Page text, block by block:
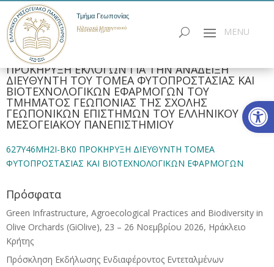
Τμήμα Γεωπονίας
Ελληνικό Μεσογειακό
Πανεπιστήμιο
ΠΡΟΚΗΡΥΞΗ ΕΚΛΟΓΩΝ ΓΙΑ ΤΗΝ ΑΝΑΔΕΙΞΗ
ΔΙΕΥΘΥΝΤΗ ΤΟΥ ΤΟΜΕΑ ΦΥΤΟΠΡΟΣΤΑΣΙΑΣ ΚΑΙ
ΒΙΟΤΕΧΝΟΛΟΓΙΚΩΝ ΕΦΑΡΜΟΓΩΝ ΤΟΥ
ΤΜΗΜΑΤΟΣ ΓΕΩΠΟΝΙΑΣ ΤΗΣ ΣΧΟΛΗΣ
ΓΕΩΠΟΝΙΚΩΝ ΕΠΙΣΤΗΜΩΝ ΤΟΥ ΕΛΛΗΝΙΚΟΥ
ΜΕΣΟΓΕΙΑΚΟΥ ΠΑΝΕΠΙΣΤΗΜΙΟΥ
627Υ46ΜΗ2Ι-ΒΚ0 ΠΡΟΚΗΡΥΞΗ ΔΙΕΥΘΥΝΤΗ ΤΟΜΕΑ
ΦΥΤΟΠΡΟΣΤΑΣΙΑΣ ΚΑΙ ΒΙΟΤΕΧΝΟΛΟΓΙΚΩΝ ΕΦΑΡΜΟΓΩΝ
Πρόσφατα
Green Infrastructure, Agroecological Practices and Biodiversity in
Olive Orchards (GiOlive), 23 – 26 Νοεμβρίου 2026, Ηράκλειο
Κρήτης
Πρόσκληση Εκδήλωσης Ενδιαφέροντος Εντεταλμένων